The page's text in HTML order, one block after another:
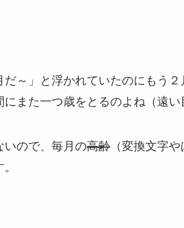
～」と浮かれていたのにもう２
また一つ歳をとるのよね（遠い
いので、毎月の高齢 （変換文字